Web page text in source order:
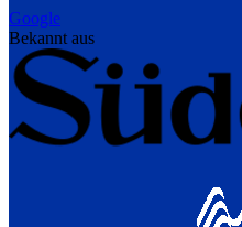
Google
Bekannt aus